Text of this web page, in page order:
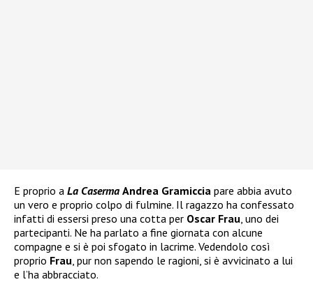
E proprio a La Caserma Andrea Gramiccia pare abbia avuto
un vero e proprio colpo di fulmine. Il ragazzo ha confessato
infatti di essersi preso una cotta per Oscar Frau , uno dei
partecipanti. Ne ha parlato a fine giornata con alcune
compagne e si è poi sfogato in lacrime. Vedendolo così
proprio Frau , pur non sapendo le ragioni, si è avvicinato a lui
e l’ha abbracciato.